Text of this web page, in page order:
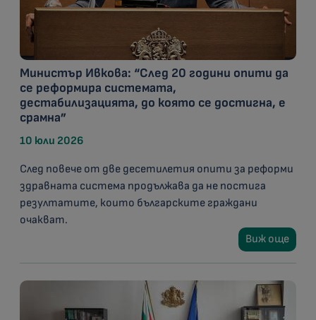
Министър Ивкова: “След 20 години опити да
се реформира системата,
дестабилизацията, до която се достигна, е
срамна”
10 юли 2026
След повече от две десетилетия опити за реформи
здравната система продължава да не постига
резултатите, които българските граждани
очакват.
Виж още